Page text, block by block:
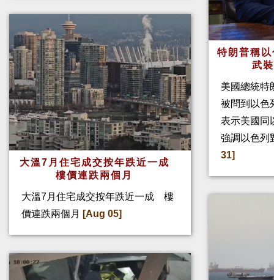
大溫7月住宅成交按年跌近一成
樓價連跌兩個月
大溫7月住宅成交按年跌近一成 樓
價連跌兩個月
[Aug 05]
特朗普稱
武
美國總統特
被問到以色
表示美國同
強調以色列
31]